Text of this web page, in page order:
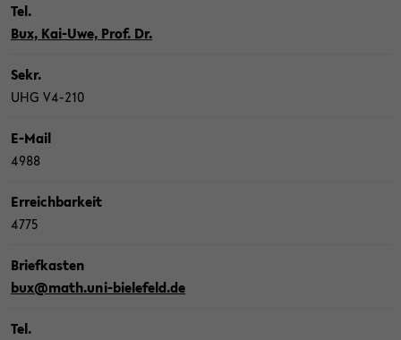
Tel.
Bux, Kai-​Uwe, Prof. Dr.
Sekr.
UHG V4-​210
E-​Mail
4988
Er­reich­bar­keit
4775
Brief­kas­ten
bux@math.uni-​bielefeld.de
Tel.